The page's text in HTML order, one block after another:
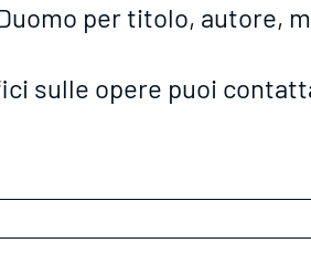
per titolo, autore,
sulle opere puoi